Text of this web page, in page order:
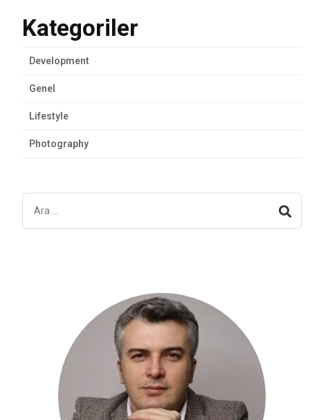
Kategoriler
Development
Genel
Lifestyle
Photography